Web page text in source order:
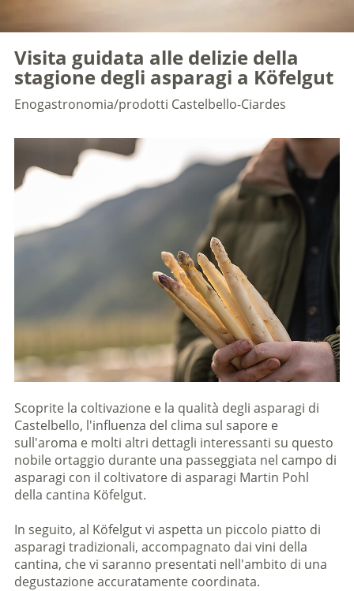
Visita guidata alle delizie della
stagione degli asparagi a Köfelgut
Enogastronomia/prodotti Castelbello-Ciardes
Scoprite la coltivazione e la qualità degli asparagi di
Castelbello, l'influenza del clima sul sapore e
sull'aroma e molti altri dettagli interessanti su questo
nobile ortaggio durante una passeggiata nel campo di
asparagi con il coltivatore di asparagi Martin Pohl
della cantina Köfelgut.
In seguito, al Köfelgut vi aspetta un piccolo piatto di
asparagi tradizionali, accompagnato dai vini della
cantina, che vi saranno presentati nell'ambito di una
degustazione accuratamente coordinata.